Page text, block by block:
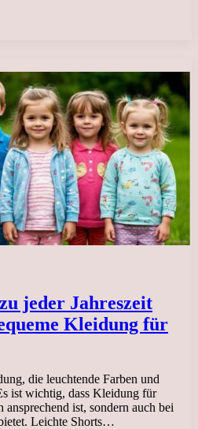
jeder Jahreszeit
Kleidung für
die leuchtende Farben und
ist wichtig, dass Kleidung für
ist, sondern auch bei
Leichte Shorts…